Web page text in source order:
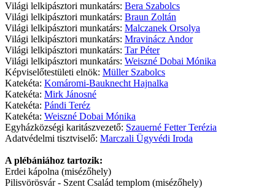
Világi lelkipásztori munkatárs: Bera Szabolcs
Világi lelkipásztori munkatárs: Braun Zoltán
Világi lelkipásztori munkatárs: Malczanek Orsolya
Világi lelkipásztori munkatárs: Mravinácz Andor
Világi lelkipásztori munkatárs: Tar Péter
Világi lelkipásztori munkatárs: Weiszné Dobai Mónika
Képviselőtestületi elnök: Müller Szabolcs
Katekéta: Komáromi-Bauknecht Hajnalka
Katekéta: Mirk Jánosné
Katekéta: Pándi Teréz
Katekéta: Weiszné Dobai Mónika
Egyházközségi karitászvezető: Szauerné Fetter Terézia
Adatvédelmi tisztviselő: Marczali Ügyvédi Iroda
A plébániához tartozik:
Erdei kápolna (misézőhely)
Pilisvörösvár - Szent Család templom (misézőhely)